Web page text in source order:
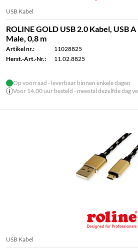
USB Kabel
ROLINE GOLD USB 2.0 Kabel, USB
Male, 0,8 m
Artikel nr.:
11028825
Herst.-Art.-Nr.:
11.02.8825
Op voorraad - leverbaar binnen enkele dagen
Voor 14.00 uur besteld - meestal dezelfde dag
USB Kabel